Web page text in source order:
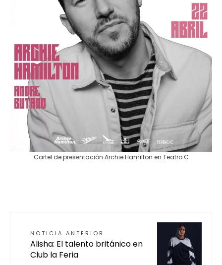
Cartel de presentación Archie Hamilton en Teatro C
NOTICIA ANTERIOR
Alisha: El talento británico en
Club la Feria